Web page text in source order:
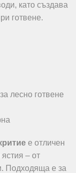
като създава
готвене.
лесно готвене
е отличен
– от
Подходяща е за